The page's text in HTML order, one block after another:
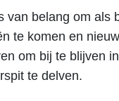
van belang om als
te komen en
om bij te blijven
te delven.